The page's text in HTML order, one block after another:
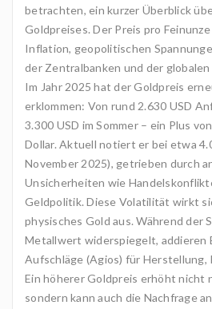
betrachten, ein kurzer Überblick
Goldpreises. Der Preis pro
Inflation, geopolitischen
der Zentralbanken und der
Im Jahr 2025 hat der Goldpreis
erklommen: Von rund 2.630 USD
3.300 USD im Sommer – ein Plus
Dollar. Aktuell notiert er bei etwa
November 2025), getrieben durch
Unsicherheiten wie
Geldpolitik. Diese Volatilität wirkt
physisches Gold aus. Während der
Metallwert widerspiegelt, addieren
Aufschläge (Agios) für Herstellung,
Ein höherer Goldpreis erhöht nicht
sondern kann auch die Nachfrage